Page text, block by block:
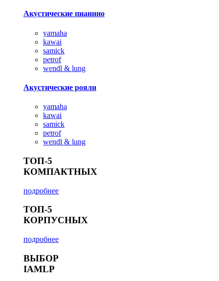
Акустические пианино
yamaha
kawai
samick
petrof
wendl & lung
Акустические рояли
yamaha
kawai
samick
petrof
wendl & lung
ТОП-5
КОМПАКТНЫХ
подробнее
ТОП-5
КОРПУСНЫХ
подробнее
ВЫБОР
IAMLP